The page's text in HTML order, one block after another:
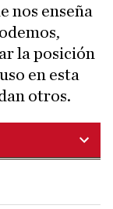
nos enseña
la posición
en esta
otros.